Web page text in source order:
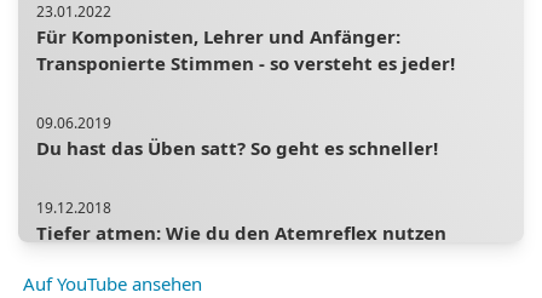
23.01.2022
Für Komponisten, Lehrer und Anfänger:
Transponierte Stimmen - so versteht es jeder!
09.06.2019
Du hast das Üben satt? So geht es schneller!
19.12.2018
Tiefer atmen: Wie du den Atemreflex nutzen
Auf YouTube ansehen